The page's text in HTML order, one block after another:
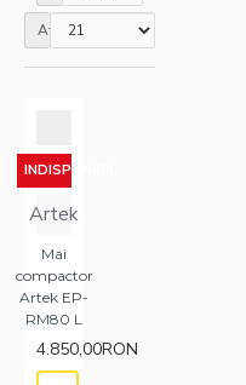
Afisare
INDISPONIBIL
Artek
Mai
compactor
Artek EP-
RM80 L
4.850,00RON